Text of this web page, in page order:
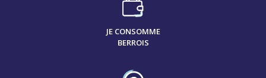
JE CONSOMME
BERROIS